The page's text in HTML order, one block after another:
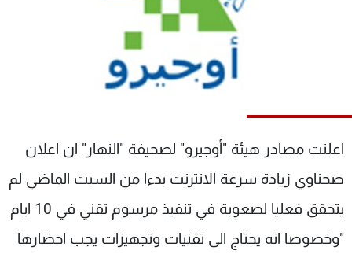
اعلنت مصادر هيئة "أوجيرو" لصحيفة "النهار" ان اعلان
صحناوي زيادة سرعة الانترنت بدءا من السبت الماضي لم
يتحقق فعليا لصعوبة في تنفيذ مرسوم تقني في 10 ايام
"وخصوصا انه يحتاج الى تقنيات وتجهيزات يجب احضارها
الترددات
لاعلاناتكم
وظائف
تواصل معنا
شروط الإسـتخدام
سياسة الخصوصية